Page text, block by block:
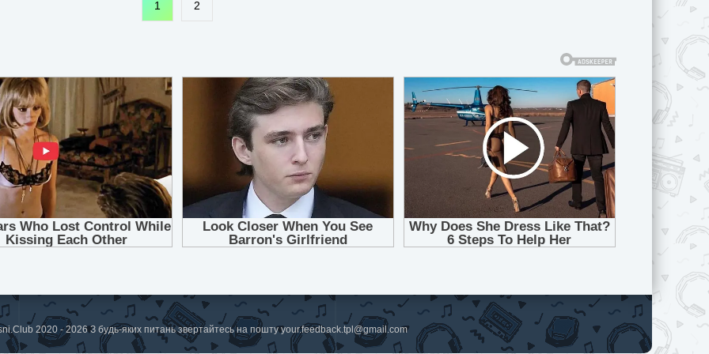
1 2
2020 - 2026 З будь-яких питань звертайтесь на поштуyour.feedback.tpl@gmail.com